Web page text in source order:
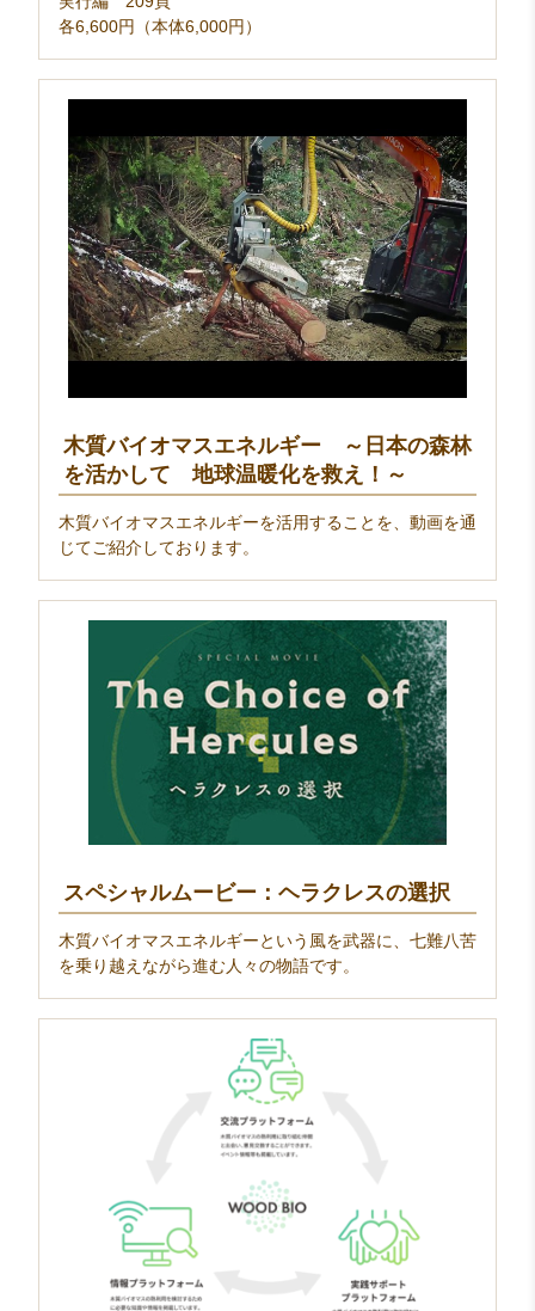
各6,600円（本体6,000円）
木質バイオマスエネルギー ～日本の森林
を活かして 地球温暖化を救え！～
木質バイオマスエネルギーを活用することを、動画を通
じてご紹介しております。
スペシャルムービー：ヘラクレスの選択
木質バイオマスエネルギーという風を武器に、七難八苦
を乗り越えながら進む人々の物語です。